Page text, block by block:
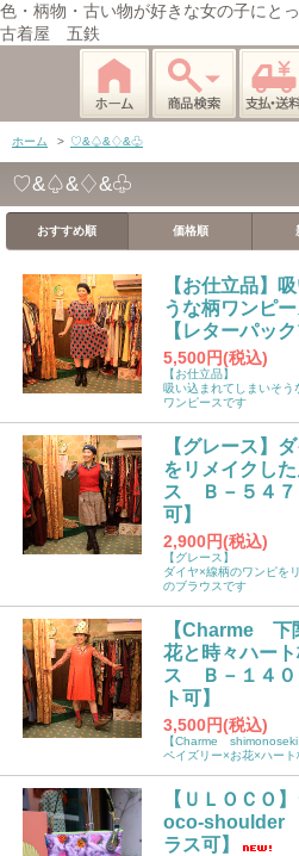
色・柄物・古い物が好きな女の子にと
古着屋 五鉄
ホーム > ♡&♤&♢&♧
♡&♤&♢&♧
おすすめ順 価格順
【お仕立品】
うな柄ワンピ
【レターパッ
5,500円(税込)
【お仕立品】
吸い込まれてしまいそう
ワンピースです
【グレース】
をリメイクし
ス Ｂ－５４
可】
2,900円(税込)
【グレース】
ダイヤ×線柄のワンピを
のブラウスです
【Charme 下
花と時々ハー
ス Ｂ－１４
ト可】
3,500円(税込)
【Charme shimonoseki
ペイズリー×お花×ハー
【ＵＬＯＣＯ
oco-shoulder
ラス可】